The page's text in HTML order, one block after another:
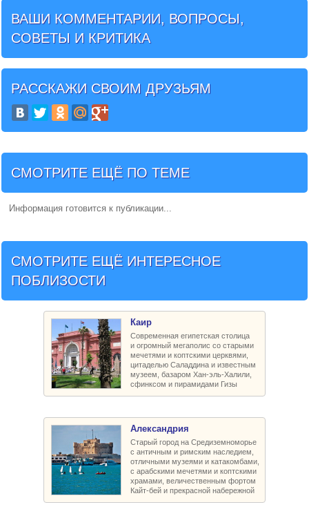
ВАШИ КОММЕНТАРИИ, ВОПРОСЫ,
СОВЕТЫ И КРИТИКА
РАССКАЖИ СВОИМ ДРУЗЬЯМ
СМОТРИТЕ ЕЩЁ ПО ТЕМЕ
Информация готовится к публикации...
СМОТРИТЕ ЕЩЁ ИНТЕРЕСНОЕ
ПОБЛИЗОСТИ
Каир
Современная египетская столица
и огромный мегаполис со старыми
мечетями и коптскими церквями,
цитаделью Саладдина и известным
музеем, базаром Хан-эль-Халили,
сфинксом и пирамидами Гизы
Александрия
Старый город на Средиземноморье
с античным и римским наследием,
отличными музеями и катакомбами,
с арабскими мечетями и коптскими
храмами, величественным фортом
Кайт-бей и прекрасной набережной